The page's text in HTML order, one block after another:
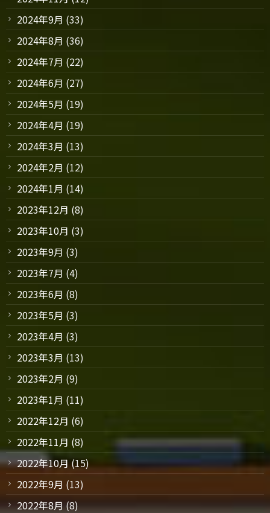
2024年9月 (33)
2024年8月 (36)
2024年7月 (22)
2024年6月 (27)
2024年5月 (19)
2024年4月 (19)
2024年3月 (13)
2024年2月 (12)
2024年1月 (14)
2023年12月 (8)
2023年10月 (3)
2023年9月 (3)
2023年7月 (4)
2023年6月 (8)
2023年5月 (3)
2023年4月 (3)
2023年3月 (13)
2023年2月 (9)
2023年1月 (11)
2022年12月 (6)
2022年11月 (8)
2022年10月(15)
2022年9月 (13)
2022年8月 (8)